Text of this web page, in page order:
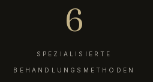
6
SPEZIALISIERTE
BEHANDLUNGSMETHODEN